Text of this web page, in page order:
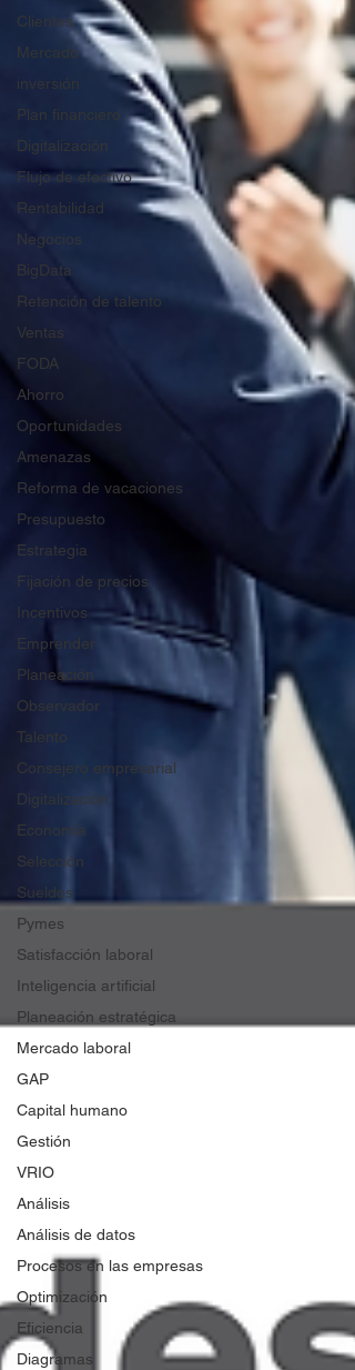
Clientes
Mercado
inversión
Plan financiero
Digitalización
Flujo de efectivo
Rentabilidad
Negocios
BigData
Retención de talento
Ventas
FODA
Ahorro
Oportunidades
Amenazas
Reforma de vacaciones
Presupuesto
Estrategia
Fijación de precios
Incentivos
Emprender
Planeación
Observador
Talento
Consejero empresarial
Digitalización
Economía
Selección
Sueldos
Pymes
Satisfacción laboral
Inteligencia artificial
Planeación estratégica
Mercado laboral
GAP
Capital humano
Gestión
VRIO
Análisis
Análisis de datos
Procesos en las empresas
Optimización
Eficiencia
Diagramas